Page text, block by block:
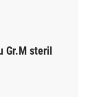
Gr.M steril